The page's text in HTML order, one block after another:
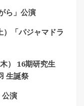
ら」公演
）「パジャマドラ
） 16期研究生
生誕祭
公演